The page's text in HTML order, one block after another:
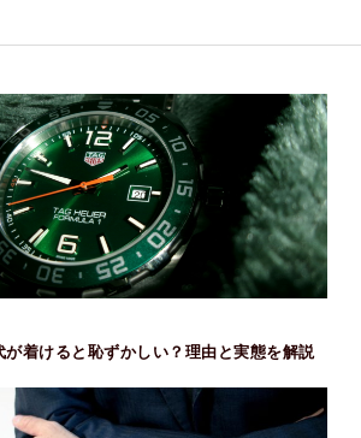
着けると恥ずかしい？理由と実態を解説